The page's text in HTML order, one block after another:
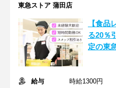
東急ストア 蒲田店
【食品
る20％
定の東
給与
時給1300円